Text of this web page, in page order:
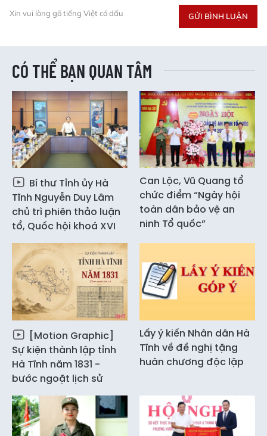
Xin vui lòng gõ tiếng Việt có dấu GỬI BÌNH LUẬN
CÓ THỂ BẠN QUAN TÂM
Bí thư Tỉnh ủy Hà
Tĩnh Nguyễn Duy Lâm
chủ trì phiên thảo luận
tổ, Quốc hội khoá XVI
Can Lộc, Vũ Quang tổ
chức điểm “Ngày hội
toàn dân bảo vệ an
ninh Tổ quốc”
[Motion Graphic]
Sự kiện thành lập tỉnh
Hà Tĩnh năm 1831 -
bước ngoặt lịch sử
Lấy ý kiến Nhân dân Hà
Tĩnh về đề nghị tặng
huân chương độc lập